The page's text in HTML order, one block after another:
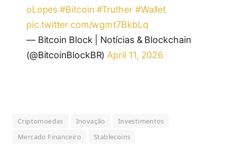
oLopes #Bitcoin #Truther #Wallet
pic.twitter.com/wgmt7BkbLq
— Bitcoin Block | Notícias & Blockchain
(@BitcoinBlockBR) April 11, 2026
Criptomoedas Inovação
Investimentos
Mercado Financeiro
Stablecoins